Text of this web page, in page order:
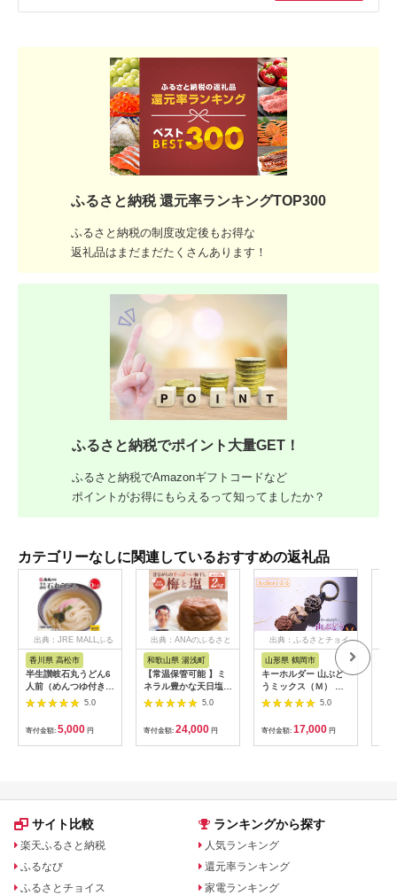
ふるさと納税 還元率ランキングTOP300
ふるさと納税の制度改定後もお得な
返礼品はまだまだたくさんあります！
ふるさと納税でポイント大量GET！
ふるさと納税でAmazonギフトコードなど
ポイントがお得にもらえるって知ってましたか？
カテゴリーなしに関連しているおすすめの返礼品
出典：JRE MALLふる
さと納税
香川県 高松市
半生讃岐石丸うどん6
人前（めんつゆ付き）
麺300g×2袋
5.0
寄付金額: 5,000 円
出典：ANAのふるさと
和歌山県 湯浅町
【常温保管可能 】ミ
ネラル豊かな天日塩だ
けで漬けた無添加梅干
し2kg 梅ボーイズ｜
B201_EP6024
5.0
寄付金額: 24,000 円
出典：ふるさとチョイ
山形県 鶴岡市
キーホルダー 山ぶど
うミックス（Ｍ） 山
形県鶴岡市 アトリエ
かおる | 山葡萄 雑貨
キーホルダー ギフト
贈り物 お取り寄せ 返
礼品
5.0
寄付金額: 17,000 円
サイト比較
楽天ふるさと納税
ふるなび
ふるさとチョイス
ランキングから探す
人気ランキング
還元率ランキング
家電ランキング